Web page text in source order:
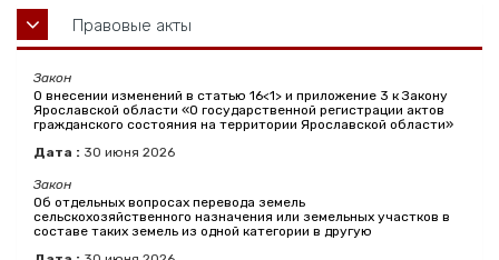
Правовые акты
Закон
О внесении изменений в статью 16<1> и приложение 3 к Закону
Ярославской области «О государственной регистрации актов
гражданского состояния на территории Ярославской области»
Дата : 30 июня 2026
Закон
Об отдельных вопросах перевода земель
сельскохозяйственного назначения или земельных участков в
составе таких земель из одной категории в другую